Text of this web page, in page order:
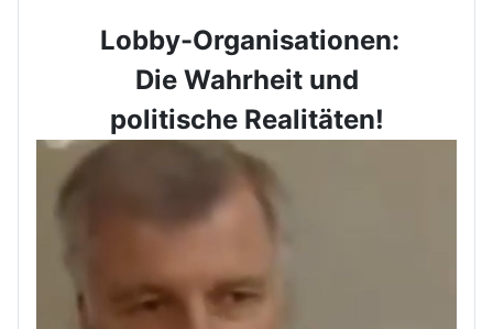
Lobby-Organisationen:
Die Wahrheit und
politische Realitäten!